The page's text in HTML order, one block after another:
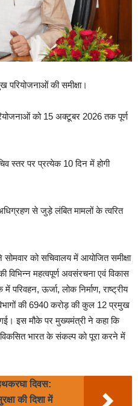
की समीक्षा।
को 15 अक्टूबर 2026 तक पूर्ण
स्तर पर प्रत्येक 10 दिन में होगी
से जुड़े लंबित मामलों के त्वरित
को सचिवालय में आयोजित समीक्षा
विभिन्न महत्वपूर्ण अवसंरचना एवं विकास
परिवहन, ऊर्जा, लोक निर्माण, राष्ट्रीय
की 6940 करोड़ की कुल 12 प्रमुख
इस मौके पर मुख्यमंत्री ने कहा कि
भारत के संकल्प को पूरा करने में
दिवस:
की दिशा में